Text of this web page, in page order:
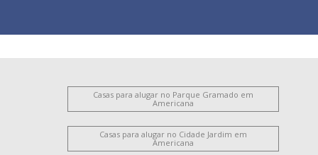
Casas para alugar no Parque Gramado em
Americana
Casas para alugar no Cidade Jardim em
Americana